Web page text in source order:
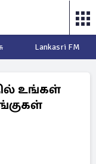
Lankasri FM
உங்கள்